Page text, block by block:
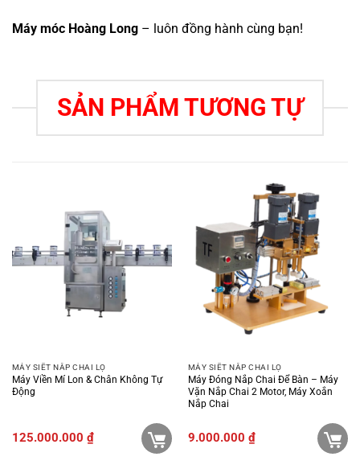
Máy móc Hoàng Long – luôn đồng hành cùng bạn!
SẢN PHẨM TƯƠNG TỰ
MÁY SIẾT NẮP CHAI LỌ
Máy Viền Mí Lon & Chân Không Tự
Động
125.000.000 ₫
MÁY SIẾT NẮP CHAI LỌ
Máy Đóng Nắp Chai Để Bàn – Máy
Vặn Nắp Chai 2 Motor, Máy Xoắn
Nắp Chai
9.000.000 ₫